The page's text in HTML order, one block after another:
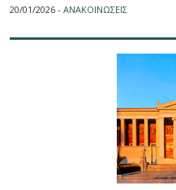
20/01/2026 - ΑΝΑΚΟΙΝΩΣΕΙΣ